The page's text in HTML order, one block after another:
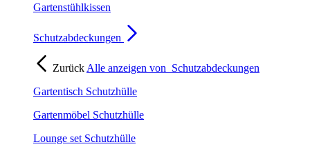
Gartenstühlkissen
Schutzabdeckungen
Zurück Alle anzeigen von Schutzabdeckungen
Gartentisch Schutzhülle
Gartenmöbel Schutzhülle
Lounge set Schutzhülle